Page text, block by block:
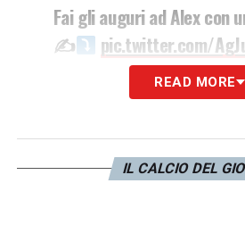
Fai gli auguri ad Alex con
✍
pic.twitter.com/
— JuventusFC
Recordman di gol e
READ MORE
IL CALCIO DEL